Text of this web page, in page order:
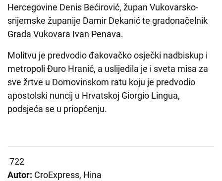
Hercegovine Denis Bećirović, župan Vukovarsko-
srijemske županije Damir Dekanić te gradonačelnik
Grada Vukovara Ivan Penava.
Molitvu je predvodio đakovačko osječki nadbiskup i
metropoli Đuro Hranić, a uslijedila je i sveta misa za
sve žrtve u Domovinskom ratu koju je predvodio
apostolski nuncij u Hrvatskoj Giorgio Lingua,
podsjeća se u priopćenju.
722
Autor: CroExpress, Hina